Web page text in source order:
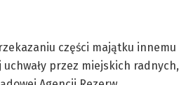
części majątku innemu
przez miejskich radnych,